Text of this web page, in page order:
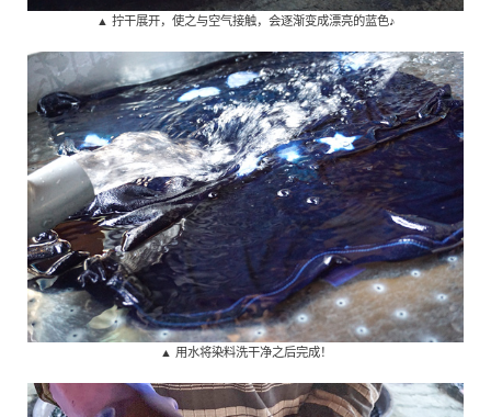
▲ 拧干展开，使之与空气接触，会逐渐变成漂亮的蓝色♪
▲ 用水将染料洗干净之后完成！